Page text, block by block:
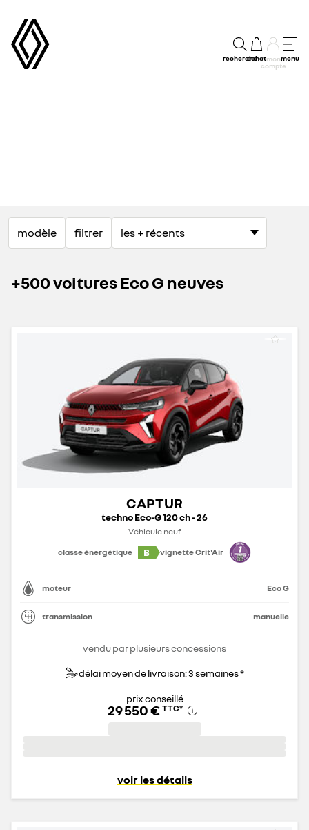
rechercheachatmon
compte
menu
modèle filtrer
+500 voitures Eco G neuves
CAPTUR
techno Eco-G 120 ch - 26
Véhicule neuf
classe énergétique
B vignette Crit'Air
moteur Eco G
transmission manuelle
vendu par plusieurs concessions
délai moyen de livraison: 3 semaines *
prix conseillé
29 550 € TTC*
voir les détails